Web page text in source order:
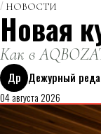
НОВОСТИ
Новая
Как в
Др Дежурный
04 августа 2026